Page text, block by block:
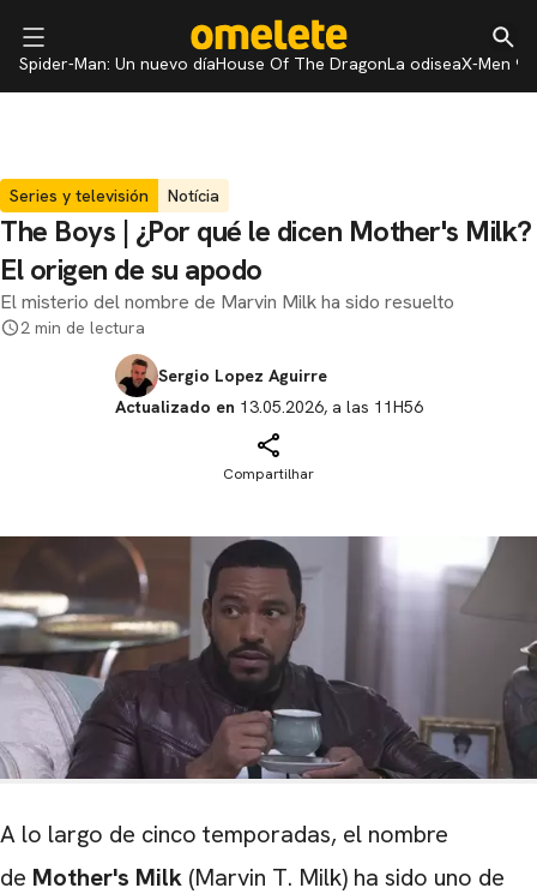
Spider-Man: Un nuevo díaHouse Of The DragonLa odiseaX-Men 97
Series y televisión Notícia
The Boys | ¿Por qué le dicen Mother's Milk?
El origen de su apodo
El misterio del nombre de Marvin Milk ha sido resuelto
2 min de lectura
Sergio Lopez Aguirre
Actualizado en 13.05.2026, a las 11H56
Compartilhar
A lo largo de cinco temporadas, el nombre
de Mother's Milk (Marvin T. Milk) ha sido uno de